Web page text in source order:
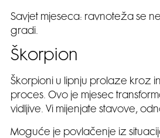
Savjet mjeseca: ravnoteža se
gradi.
Škorpion
Škorpioni u lipnju prolaze kroz
proces. Ovo je mjesec
vidljive. Vi mijenjate stavove,
Moguće je povlačenje iz